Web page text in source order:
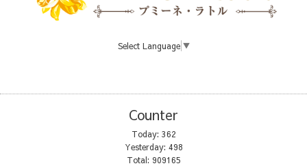
Select Language ▼
Counter
Today: 362
Yesterday: 498
Total: 909165